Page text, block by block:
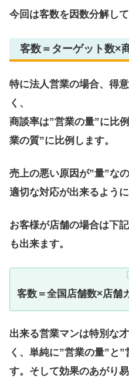
今回は客数を因数分解して
客数＝ターゲット数×
特に法人営業の場合、得
く、
商談率は”営業の量”に比
業の質”に比例します。
売上の悪い原因が”量”な
適切な対応が出来るように
お客様が店舗の場合は下
も出来ます。
客数＝全国店舗数×店舗
出来る営業マンは特別な
く、単純に”営業の量”と
す。そして効果のあがり